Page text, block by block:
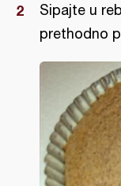
Sipajte u
prethodno